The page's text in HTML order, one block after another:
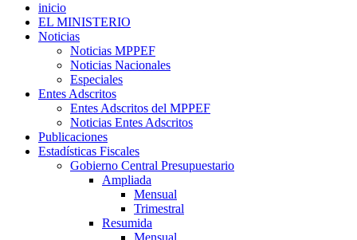
inicio
EL MINISTERIO
Noticias
Noticias MPPEF
Noticias Nacionales
Especiales
Entes Adscritos
Entes Adscritos del MPPEF
Noticias Entes Adscritos
Publicaciones
Estadísticas Fiscales
Gobierno Central Presupuestario
Ampliada
Mensual
Trimestral
Resumida
Mensual